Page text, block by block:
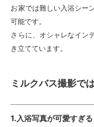
お家では難しい入浴シー
可能です。
さらに、オシャレなイン
き立てています。
ミルクバス撮影で
1.入浴写真が可愛すぎる